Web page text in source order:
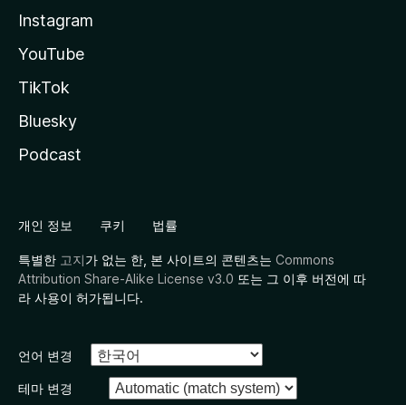
Instagram
YouTube
TikTok
Bluesky
Podcast
개인 정보 쿠키 법률
특별한 고지가 없는 한, 본 사이트의 콘텐츠는 Commons
Attribution Share-Alike License v3.0 또는 그 이후 버전에 따
라 사용이 허가됩니다.
언어 변경
테마 변경